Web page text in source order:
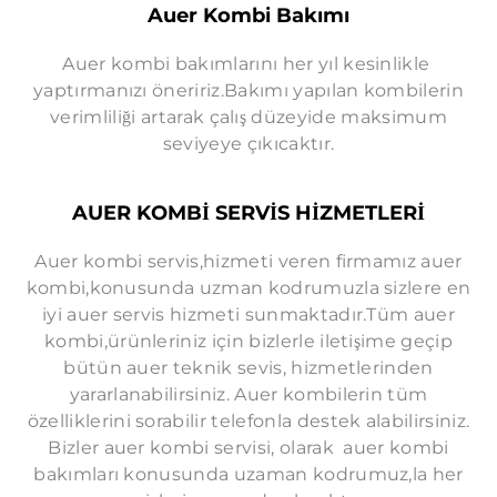
Auer Kombi Bakımı
Auer kombi bakımlarını her yıl kesinlikle
yaptırmanızı öneririz.Bakımı yapılan kombilerin
verimliliği artarak çalış düzeyide maksimum
seviyeye çıkıcaktır.
AUER KOMBİ SERVİS HİZMETLERİ
Auer kombi servis,hizmeti veren firmamız auer
kombi,konusunda uzman kodrumuzla sizlere en
iyi auer servis hizmeti sunmaktadır.Tüm auer
kombi,ürünleriniz için bizlerle iletişime geçip
bütün auer teknik sevis, hizmetlerinden
yararlanabilirsiniz. Auer kombilerin tüm
özelliklerini sorabilir telefonla destek alabilirsiniz.
Bizler auer kombi servisi, olarak auer kombi
bakımları konusunda uzaman kodrumuz,la her
HALKALI AUER SERVISI
İKITELLI AUER SERVISI
KAYAŞEHIR AUER SERVISI
BAHÇEŞEHIR AUER SERVISI
ALTUNIZADE AUER SERVISI
ATAKÖY AUER SERVISI
BEBEK AUER SERVISI
BOMONTI AUER SERVISI
BOSTANCI AUER SERVISI
ÇELIKTEPE AUER SERVISI
CENNET AUER SERVISI